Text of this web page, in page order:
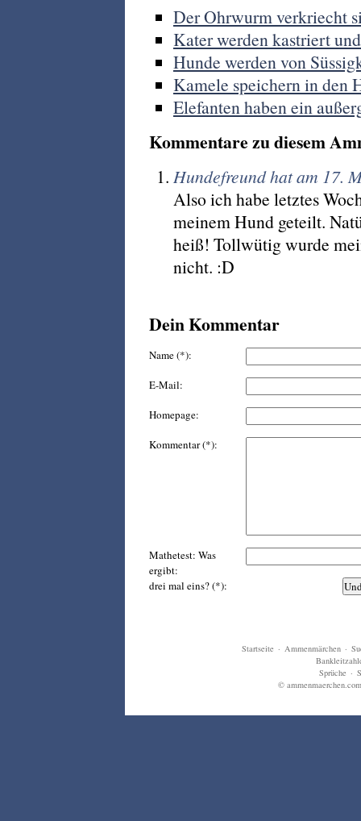
Der Ohrwurm verkriecht
Kater werden kastriert
Hunde werden von
Kamele speichern in den
Elefanten haben ein
Kommentare zu diesem
Hundefreund hat am 17.
Also ich habe letztes
meinem Hund geteilt.
heiß! Tollwütig wurde
nicht. :D
Dein Kommentar
Name (*):
E-Mail:
Homepage:
Kommentar (*):
Mathetest: Was
ergibt:
drei mal eins? (*):
Startseite · Ammenmärchen ·
Sprüche ·
©